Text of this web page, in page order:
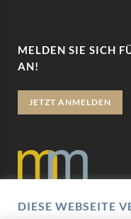
MELDEN SIE SICH
AN!
JETZT ANMELDEN
DIESE WEBSEITE